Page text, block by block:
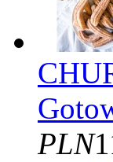
PLN